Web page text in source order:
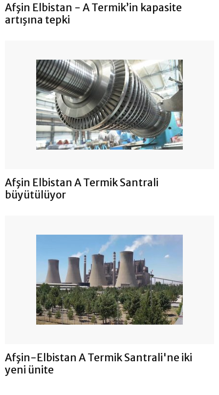
Afşin Elbistan - A Termik’in kapasite
artışına tepki
Afşin Elbistan A Termik Santrali
büyütülüyor
Afşin-Elbistan A Termik Santrali'ne iki
yeni ünite